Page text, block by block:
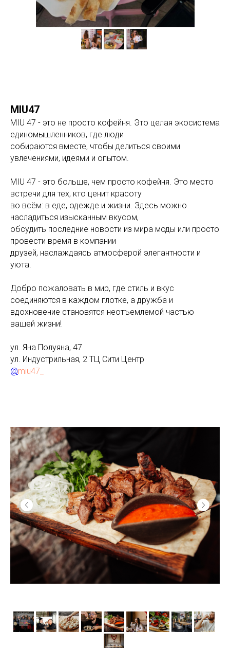
MIU47
MIU 47 - это не просто кофейня. Это целая экосистема
единомышленников, где люди
собираются вместе, чтобы делиться своими
увлечениями, идеями и опытом.
MIU 47 - это больше, чем просто кофейня. Это место
встречи для тех, кто ценит красоту
во всём: в еде, одежде и жизни. Здесь можно
насладиться изысканным вкусом,
обсудить последние новости из мира моды или просто
провести время в компании
друзей, наслаждаясь атмосферой элегантности и
уюта.
Добро пожаловать в мир, где стиль и вкус
соединяются в каждом глотке, а дружба и
вдохновение становятся неотъемлемой частью
вашей жизни!
ул. Яна Полуяна, 47
ул. Индустрильная, 2 ТЦ Сити Центр
@miu47_